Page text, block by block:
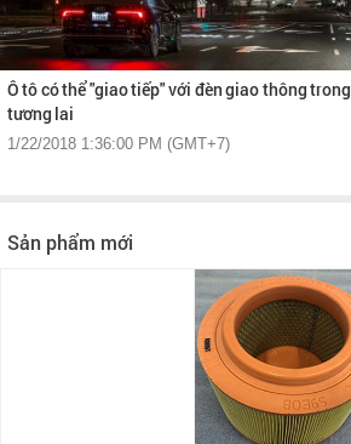
Ô tô có thể "giao tiếp" với đèn giao thông trong
tương lai
1/22/2018 1:36:00 PM (GMT+7)
Sản phẩm mới